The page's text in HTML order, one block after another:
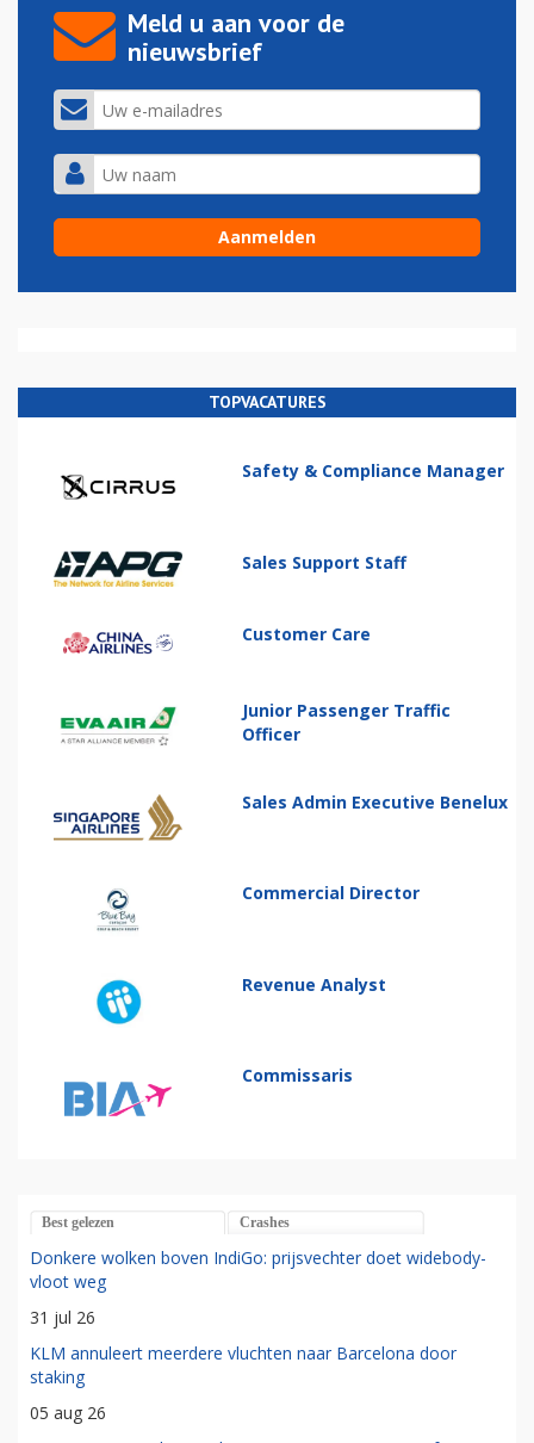
Meld u aan voor de
nieuwsbrief
TOPVACATURES
Safety & Compliance Manager
Sales Support Staff
Customer Care
Junior Passenger Traffic
Officer
Sales Admin Executive Benelux
Commercial Director
Revenue Analyst
Commissaris
Best gelezen Crashes
Donkere wolken boven IndiGo: prijsvechter doet widebody-
vloot weg
31 jul 26
KLM annuleert meerdere vluchten naar Barcelona door
staking
05 aug 26